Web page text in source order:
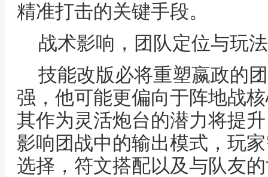
精准打击的关键手段。
战术影响，团队定位与玩
技能改版必将重塑嬴政的
强，他可能更偏向于阵地战
其作为灵活炮台的潜力将提
影响团战中的输出模式，玩
选择，符文搭配以及与队友